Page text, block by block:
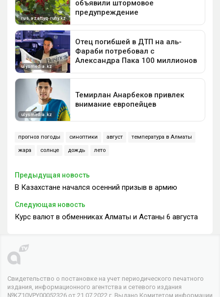
прогноз погоды синоптики август температура в Алматы
жара солнце дождь лето
Предыдущая новость
В Казахстане начался осенний призыв в армию
Следующая новость
Курс валют в обменниках Алматы и Астаны 6 августа
Свидетельство о постановке на учет периодического печатного
издания, информационного агентства и сетевого издания
№KZ10VPY00052326 от 21.07.2022 г. Выдано Комитетом информации